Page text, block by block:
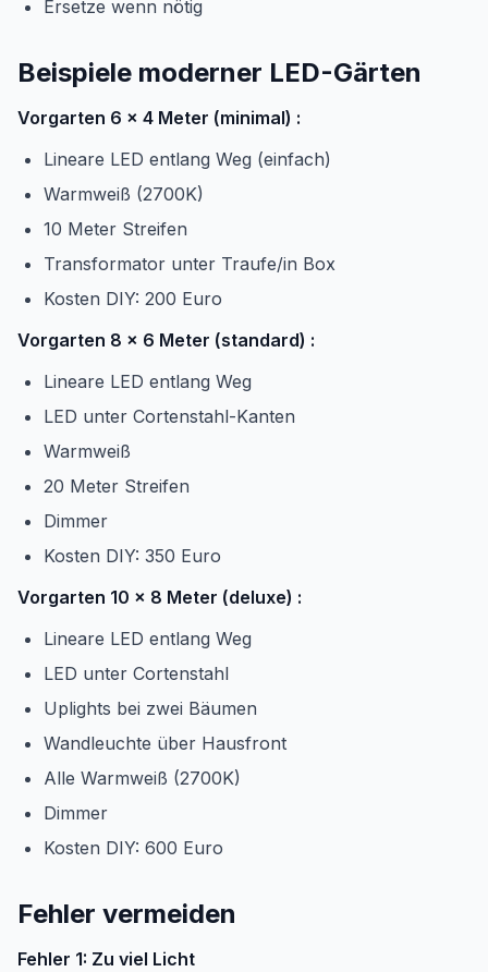
Ersetze wenn nötig
Beispiele moderner LED-Gärten
Vorgarten 6 x 4 Meter (minimal) :
Lineare LED entlang Weg (einfach)
Warmweiß (2700K)
10 Meter Streifen
Transformator unter Traufe/in Box
Kosten DIY: 200 Euro
Vorgarten 8 x 6 Meter (standard) :
Lineare LED entlang Weg
LED unter Cortenstahl-Kanten
Warmweiß
20 Meter Streifen
Dimmer
Kosten DIY: 350 Euro
Vorgarten 10 x 8 Meter (deluxe) :
Lineare LED entlang Weg
LED unter Cortenstahl
Uplights bei zwei Bäumen
Wandleuchte über Hausfront
Alle Warmweiß (2700K)
Dimmer
Kosten DIY: 600 Euro
Fehler vermeiden
Fehler 1: Zu viel Licht